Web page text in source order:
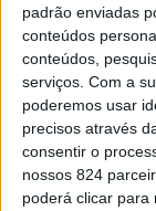
padrão enviadas
conteúdos
conteúdos,
serviços. Com a
poderemos usar
precisos através
consentir o
nossos 824
poderá clicar para
24 de